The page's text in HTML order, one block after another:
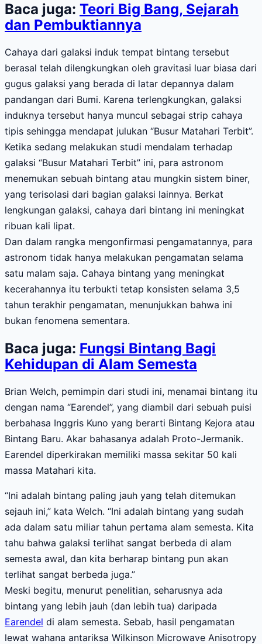
Baca juga: Teori Big Bang, Sejarah
dan Pembuktiannya
Cahaya dari galaksi induk tempat bintang tersebut
berasal telah dilengkungkan oleh gravitasi luar biasa dari
gugus galaksi yang berada di latar depannya dalam
pandangan dari Bumi. Karena terlengkungkan, galaksi
induknya tersebut hanya muncul sebagai strip cahaya
tipis sehingga mendapat julukan “Busur Matahari Terbit”.
Ketika sedang melakukan studi mendalam terhadap
galaksi “Busur Matahari Terbit” ini, para astronom
menemukan sebuah bintang atau mungkin sistem biner,
yang terisolasi dari bagian galaksi lainnya. Berkat
lengkungan galaksi, cahaya dari bintang ini meningkat
ribuan kali lipat.
Dan dalam rangka mengonfirmasi pengamatannya, para
astronom tidak hanya melakukan pengamatan selama
satu malam saja. Cahaya bintang yang meningkat
kecerahannya itu terbukti tetap konsisten selama 3,5
tahun terakhir pengamatan, menunjukkan bahwa ini
bukan fenomena sementara.
Baca juga: Fungsi Bintang Bagi
Kehidupan di Alam Semesta
Brian Welch, pemimpin dari studi ini, menamai bintang itu
dengan nama “Earendel”, yang diambil dari sebuah puisi
berbahasa Inggris Kuno yang berarti Bintang Kejora atau
Bintang Baru. Akar bahasanya adalah Proto-Jermanik.
Earendel diperkirakan memiliki massa sekitar 50 kali
massa Matahari kita.
“Ini adalah bintang paling jauh yang telah ditemukan
sejauh ini,” kata Welch. “Ini adalah bintang yang sudah
ada dalam satu miliar tahun pertama alam semesta. Kita
tahu bahwa galaksi terlihat sangat berbeda di alam
semesta awal, dan kita berharap bintang pun akan
terlihat sangat berbeda juga.”
Meski begitu, menurut penelitian, seharusnya ada
bintang yang lebih jauh (dan lebih tua) daripada
Earendel di alam semesta. Sebab, hasil pengamatan
lewat wahana antariksa Wilkinson Microwave Anisotropy